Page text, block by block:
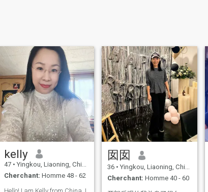
kelly
47 • Yingkou, Liaoning, Chine
Cherchant: Homme 48 - 62
囡囡
36 • Yingkou, Liaoning, Chine
Cherchant: Homme 40 - 60